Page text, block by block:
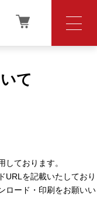
て
ております。
URLを記載いたしており
ロード・印刷をお願いい